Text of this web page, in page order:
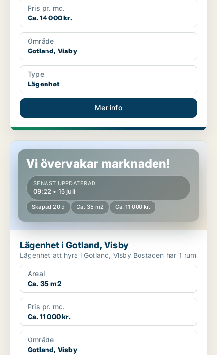
Pris pr. md.
Ca. 14 000 kr.
Område
Gotland, Visby
Type
Lägenhet
Mer info
Lägenhet i Gotland, Visby
Vi övervakar marknaden!
SENAST UPPDATERAD
09:22 • 16 juli
Skapad 20 d Ca. 35 m2 Ca. 11 000 kr.
Lägenhet i Gotland, Visby
Lägenhet att hyra i Gotland, Visby Bostaden har 1 rum
Areal
Ca. 35 m2
Pris pr. md.
Ca. 11 000 kr.
Område
Gotland, Visby